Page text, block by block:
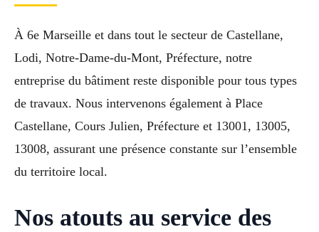
À 6e Marseille et dans tout le secteur de Castellane,
Lodi, Notre-Dame-du-Mont, Préfecture, notre
entreprise du bâtiment reste disponible pour tous types
de travaux. Nous intervenons également à Place
Castellane, Cours Julien, Préfecture et 13001, 13005,
13008, assurant une présence constante sur l’ensemble
du territoire local.
Nos atouts au service des